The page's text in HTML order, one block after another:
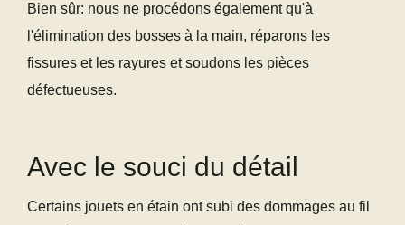
Bien sûr: nous ne procédons également qu'à
l'élimination des bosses à la main, réparons les
fissures et les rayures et soudons les pièces
défectueuses.
Avec le souci du détail
Certains jouets en étain ont subi des dommages au fil